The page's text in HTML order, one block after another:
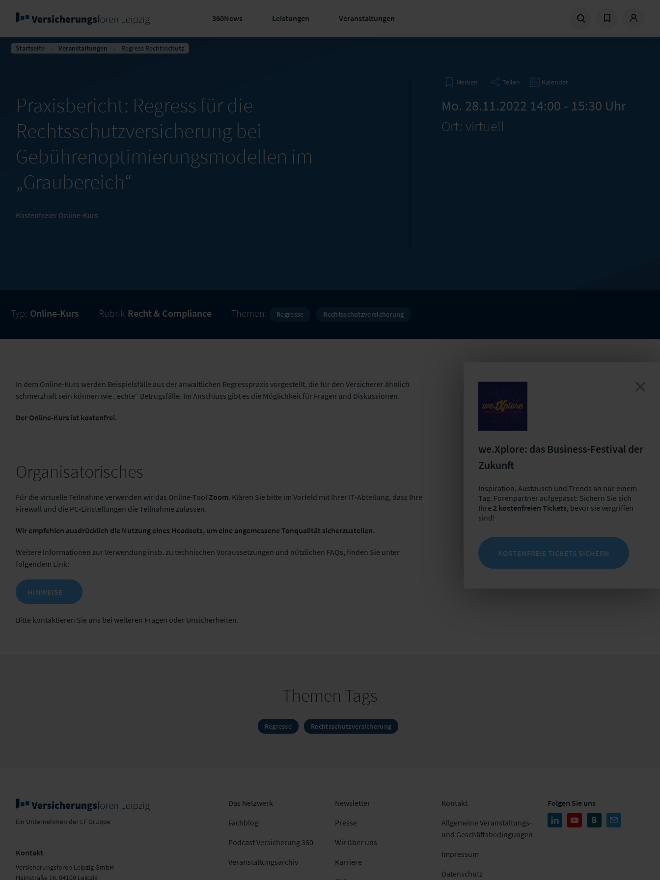
360News Leistungen Veranstaltungen
Startseite Veranstaltungen Regress Rechtsschutz
Praxisbericht: Regress für die
Rechtsschutzversicherung bei
Gebührenoptimierungsmodellen im
„Graubereich“
Kostenfreier Online-Kurs
Merken Teilen Kalender
Mo. 28.11.2022 14:00 - 15:30 Uhr
Ort: virtuell
Typ: Online-Kurs Rubrik Recht & Compliance Themen: Regresse Rechtsschutzversicherung
In dem Online-Kurs werden Beispielsfälle aus der anwaltlichen Regresspraxis vorgestellt, die für den Versicherer ähnlich
schmerzhaft sein können wie „echte“ Betrugsfälle. Im Anschluss gibt es die Möglichkeit für Fragen und Diskussionen.
Der Online-Kurs ist kostenfrei.
Organisatorisches
Für die virtuelle Teilnahme verwenden wir das Online-Tool Zoom. Klären Sie bitte im Vorfeld mit Ihrer IT-Abteilung, dass Ihre
Firewall und die PC-Einstellungen die Teilnahme zulassen.
Wir empfehlen ausdrücklich die Nutzung eines Headsets, um eine angemessene Tonqualität sicherzustellen.
Weitere Informationen zur Verwendung insb. zu technischen Voraussetzungen und nützlichen FAQs, finden Sie unter
folgendem Link:
HINWEISE
Bitte kontaktieren Sie uns bei weiteren Fragen oder Unsicherheiten.
Organisatorische
Ansprechpartnerin
Referent & fachlicher
Ansprechpartner
Team Prozesse, Org.-Entwicklung
& neue Geschäftsmodelle
Themen Tags
Regresse Rechtsschutzversicherung
we.Xplore: das Business-Festival der
Zukunft
Inspiration, Austausch und Trends an nur einem
Tag. Forenpartner aufgepasst: Sichern Sie sich
Ihre 2 kostenfreien Tickets, bevor sie vergriffen
sind!
KOSTENFREIE TICKETS SICHERN
Ein Unternehmen der LF Gruppe
Kontakt
Versicherungsforen Leipzig GmbH
Hainstraße 16, 04109 Leipzig
Das Netzwerk
Fachblog
Podcast Versicherung 360
Veranstaltungsarchiv
Newsletter
Presse
Wir über uns
Karriere
Kontakt
Allgemeine Veranstaltungs-
und Geschäftsbedingungen
Impressum
Datenschutz
Folgen Sie uns